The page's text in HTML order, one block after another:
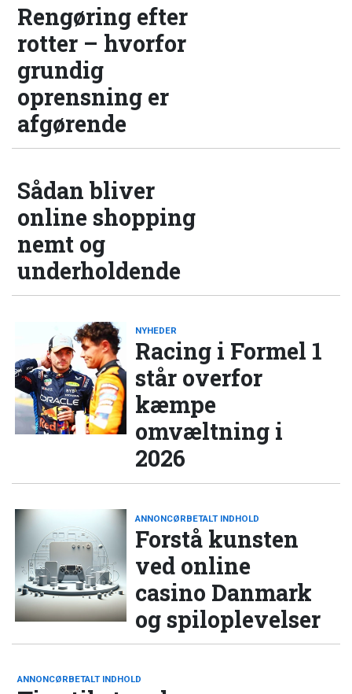
Rengøring efter
rotter – hvorfor
grundig
oprensning er
afgørende
Sådan bliver
online shopping
nemt og
underholdende
NYHEDER
Racing i Formel 1
står overfor
kæmpe
omvæltning i
2026
ANNONCØRBETALT INDHOLD
Forstå kunsten
ved online
casino Danmark
og spiloplevelser
ANNONCØRBETALT INDHOLD